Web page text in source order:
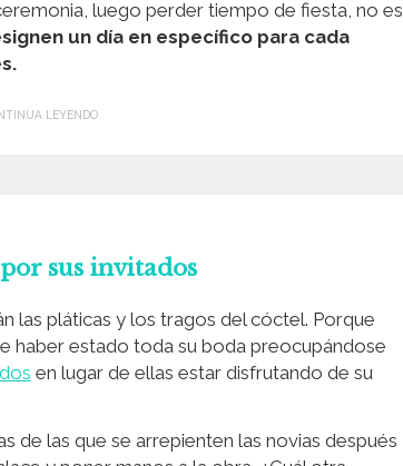
luego perder tiempo de fiesta, no es
un día en específico para cada
sus invitados
las pláticas y los tragos del cóctel. Porque
haber estado toda su boda preocupándose
en lugar de ellas estar disfrutando de su
de las que se arrepienten las novias después